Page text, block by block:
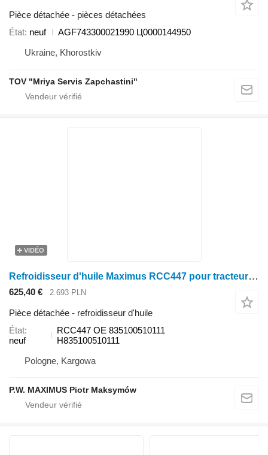
Pièce détachée - pièces détachées
État neuf
AGF743300021990 Ц0000144950
Ukraine, Khorostkiv
TOV "Mriya Servis Zapchastini"
VIDÉO
Refroidisseur d'huile Maximus RCC447 pour tracteur à roues Fendt 819 VARIO SCR, 822 VARIO SCR, 824 VARIO SCR, 826 VARIO SCR, 828 VARIO SCR, KATANA 65 S4, KATANA 65
625,40 € 2.693 PLN
Pièce détachée - refroidisseur d'huile
État
neuf
RCC447 OE 835100510111
H835100510111
Pologne, Kargowa
P.W. MAXIMUS Piotr Maksymów